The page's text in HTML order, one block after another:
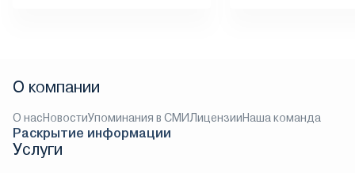
О компании
О насНовостиУпоминания в СМИЛицензииНаша команда
Раскрытие информации
Услуги